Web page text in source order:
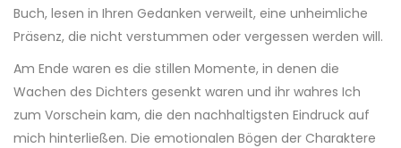
Buch, lesen in Ihren Gedanken verweilt, eine unheimliche
Präsenz, die nicht verstummen oder vergessen werden will.
Am Ende waren es die stillen Momente, in denen die
Wachen des Dichters gesenkt waren und ihr wahres Ich
zum Vorschein kam, die den nachhaltigsten Eindruck auf
mich hinterließen. Die emotionalen Bögen der Charaktere